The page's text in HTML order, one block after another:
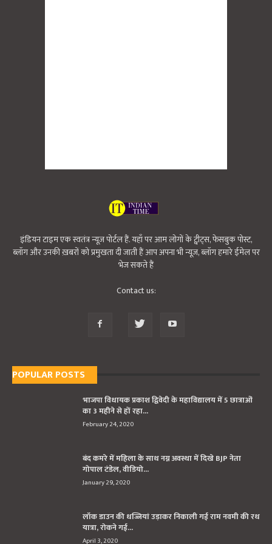
इंडियन टाइम एक स्वतंत्र न्यूज़ पोर्टल हैं. यहाँ पर आम लोगों के ट्वीट्स, फेसबुक पोस्ट,
ब्लॉग और उनकी ख़बरों को प्रमुखता दी जाती हैं आप अपना भी न्यूज़, ब्लॉग हमारे ईमेल पर
भेज सकते हैं
Contact us:
POPULAR POSTS
भाजपा विधायक प्रकाश द्विवेदी के महाविद्यालय में 5 छात्राओं
का 3 महीने से हों रहा...
February 24, 2020
बंद कमरे में महिला के साथ नग्न अवस्था में दिखे BJP नेता
गोपाल टंडेल, वीडियो...
January 29, 2020
लॉक डाउन की धज्जियां उड़ाकर निकाली गई राम नवमी की रथ
यात्रा, रोकने गई...
April 3, 2020